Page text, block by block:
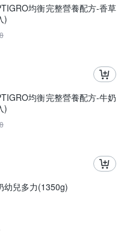
均衡完整營養配方-香草
)
均衡完整營養配方-牛奶
)
幼兒多力(1350g)